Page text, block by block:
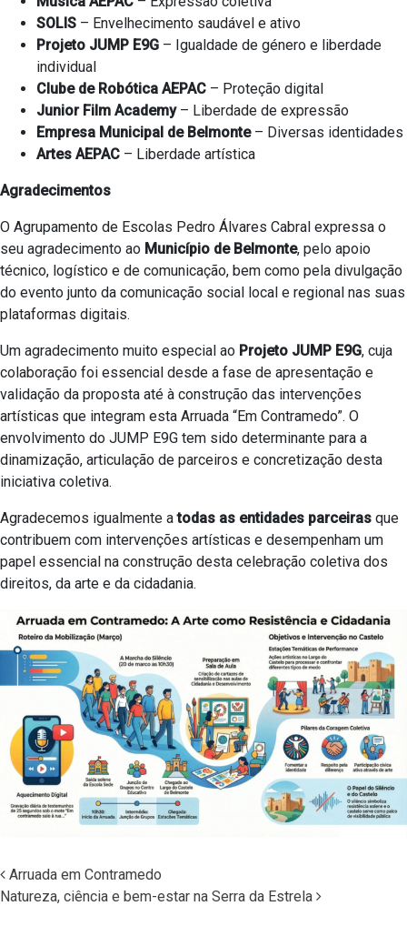
SOLIS – Envelhecimento saudável e ativo
Projeto JUMP E9G – Igualdade de género e liberdade
individual
Clube de Robótica AEPAC – Proteção digital
Junior Film Academy– Liberdade de expressão
Empresa Municipal de Belmonte– Diversas identidades
Artes AEPAC – Liberdade artística
Agradecimentos
O Agrupamento de Escolas Pedro Álvares Cabral expressa o
seu agradecimento ao Município de Belmonte, pelo apoio
técnico, logístico e de comunicação, bem como pela divulgação
do evento junto da comunicação social local e regional nas suas
plataformas digitais.
Um agradecimento muito especial ao Projeto JUMP E9G, cuja
colaboração foi essencial desde a fase de apresentação e
validação da proposta até à construção das intervenções
artísticas que integram esta Arruada “Em Contramedo”. O
envolvimento do JUMP E9G tem sido determinante para a
dinamização, articulação de parceiros e concretização desta
iniciativa coletiva.
Agradecemos igualmente atodas as entidades parceiras que
contribuem com intervenções artísticas e desempenham um
papel essencial na construção desta celebração coletiva dos
direitos, da arte e da cidadania.
Navegação nos Posts
Arruada em Contramedo
Natureza, ciência e bem-estar na Serra da Estrela